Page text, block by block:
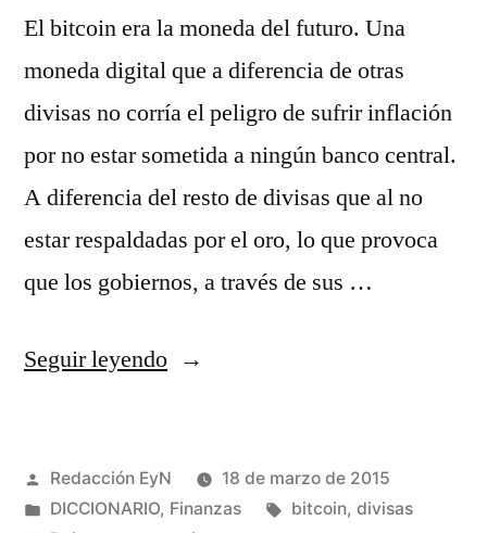
El bitcoin era la moneda del futuro. Una
moneda digital que a diferencia de otras
divisas no corría el peligro de sufrir inflación
por no estar sometida a ningún banco central.
A diferencia del resto de divisas que al no
estar respaldadas por el oro, lo que provoca
que los gobiernos, a través de sus …
Seguir leyendo«¿Qué
bitcoin
Publicado
por
Redacción EyN
18 de marzo de 2015
Publicado
DICCIONARIO, Finanzas Etiquetas:
bitcoin, divisas